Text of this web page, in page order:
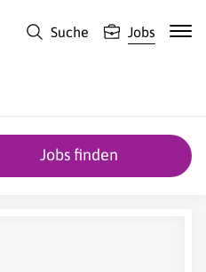
Suche Jobs
Jobs finden